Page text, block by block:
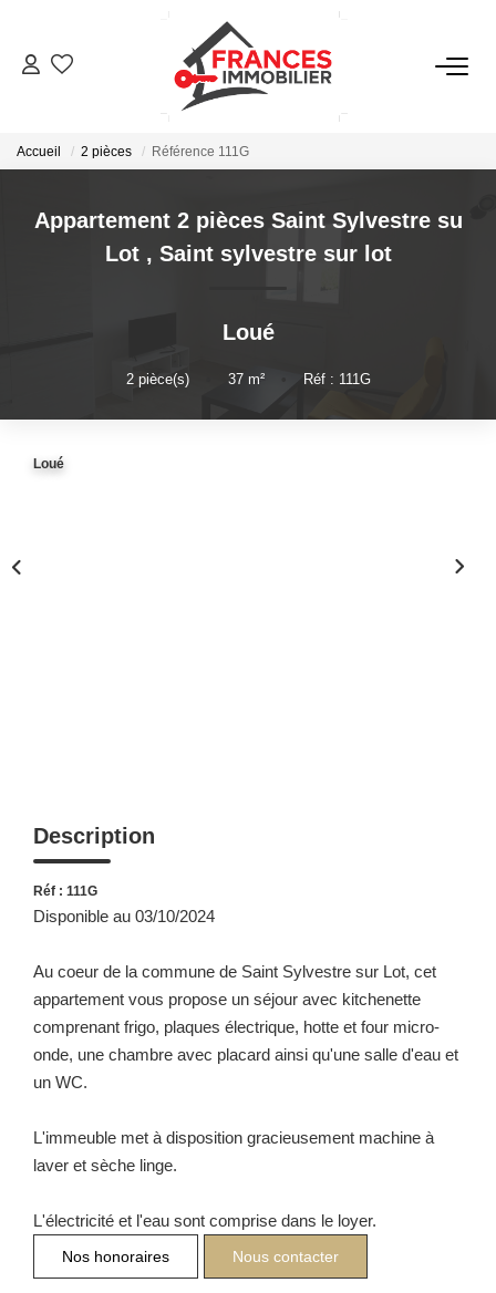
GESTION LOCATIVE
NOTRE AGENCE
Accueil 2 pièces Référence 111G
Appartement 2 pièces Saint Sylvestre su
Lot , Saint sylvestre sur lot
Loué
2pièce(s) 37m² Réf : 111G
Loué
Description
Réf : 111G
Disponible au 03/10/2024
Au coeur de la commune de Saint Sylvestre sur Lot, cet
appartement vous propose un séjour avec kitchenette
comprenant frigo, plaques électrique, hotte et four micro-
onde, une chambre avec placard ainsi qu'une salle d'eau et
un WC.
L'immeuble met à disposition gracieusement machine à
laver et sèche linge.
L'électricité et l'eau sont comprise dans le loyer.
Nos honoraires Nous contacter